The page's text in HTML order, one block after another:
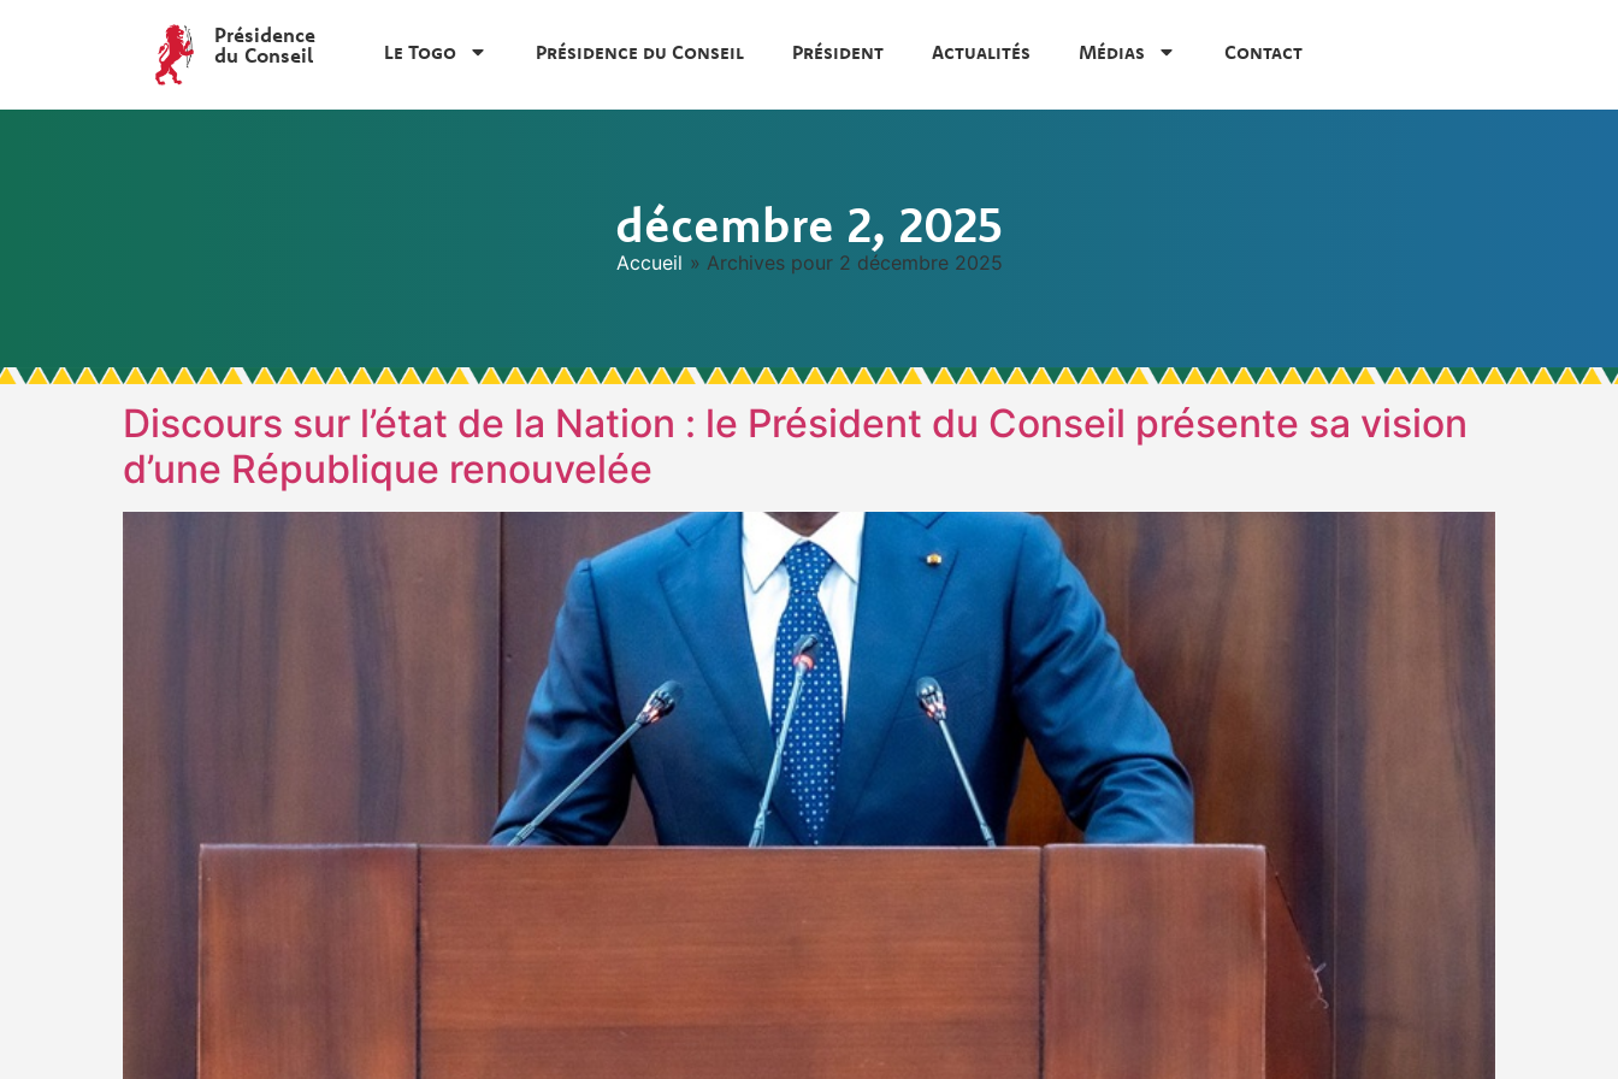
Présidence
du Conseil
Le Togo Présidence du Conseil Président Actualités Médias Contact
décembre 2, 2025
Accueil » Archives pour 2 décembre 2025
Discours sur l’état de la Nation : le Président du Conseil présente sa vision
d’une République renouvelée